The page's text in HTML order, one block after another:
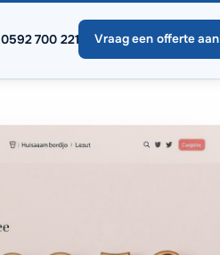
0592 700 221 Vraag een offerte aan